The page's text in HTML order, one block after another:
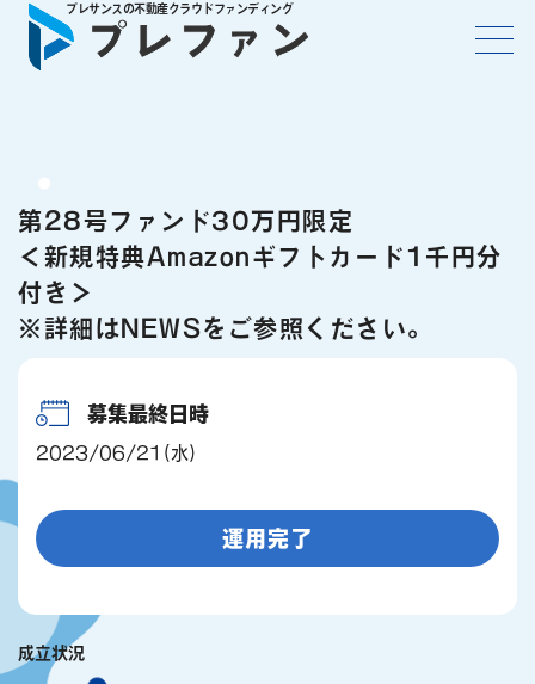
第28号ファンド30万円限定
＜新規特典Amazonギフトカード1千円分
付き＞
※詳細はNEWSをご参照ください。
募集最終日時
2023/06/21(水)
運用完了
成立状況